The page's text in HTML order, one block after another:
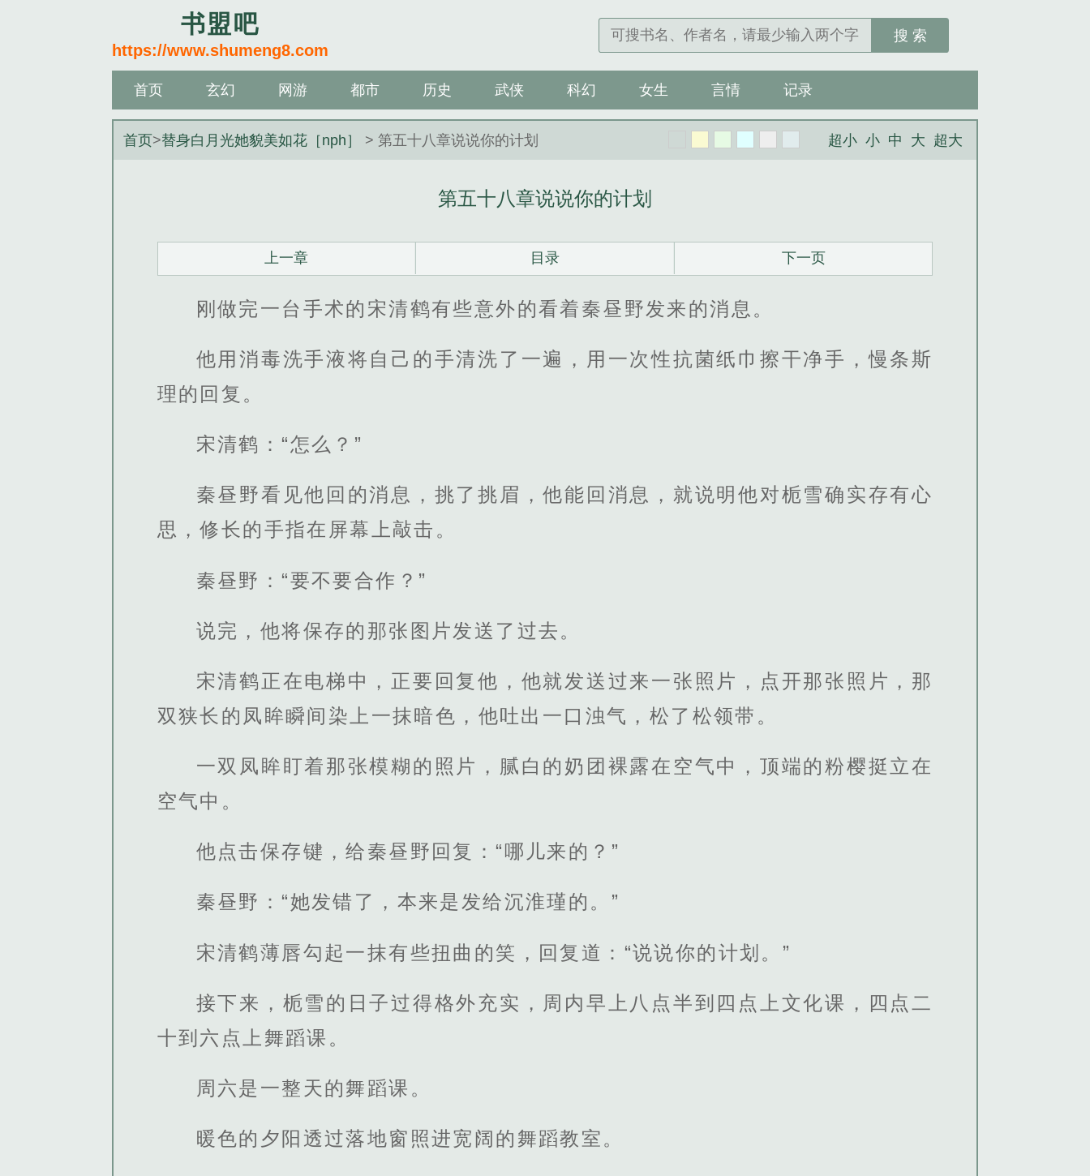
书盟吧
https://www.shumeng8.com
搜 索
首页 玄幻 网游 都市 历史 武侠 科幻 女生 言情 记录
首页>替身白月光她貌美如花［nph］ > 第五十八章说说你的计划 超小 小 中 大 超大
第五十八章说说你的计划
上一章 目录 下一页
刚做完一台手术的宋清鹤有些意外的看着秦昼野发来的消息。
他用消毒洗手液将自己的手清洗了一遍，用一次性抗菌纸巾擦干净手，慢条斯
理的回复。
宋清鹤：“怎么？”
秦昼野看见他回的消息，挑了挑眉，他能回消息，就说明他对栀雪确实存有心
思，修长的手指在屏幕上敲击。
秦昼野：“要不要合作？”
说完，他将保存的那张图片发送了过去。
宋清鹤正在电梯中，正要回复他，他就发送过来一张照片，点开那张照片，那
双狭长的凤眸瞬间染上一抹暗色，他吐出一口浊气，松了松领带。
一双凤眸盯着那张模糊的照片，腻白的奶团裸露在空气中，顶端的粉樱挺立在
空气中。
他点击保存键，给秦昼野回复：“哪儿来的？”
秦昼野：“她发错了，本来是发给沉淮瑾的。”
宋清鹤薄唇勾起一抹有些扭曲的笑，回复道：“说说你的计划。”
接下来，栀雪的日子过得格外充实，周内早上八点半到四点上文化课，四点二
十到六点上舞蹈课。
周六是一整天的舞蹈课。
暖色的夕阳透过落地窗照进宽阔的舞蹈教室。